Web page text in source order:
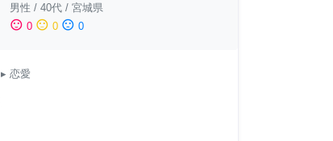
男性 / 40代/ 宮城県
sentiment_satisfied 0 sentiment_neutral 0 sentiment_dissatisfied 0
▸ 恋愛